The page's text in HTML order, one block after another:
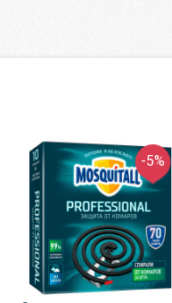
-5%